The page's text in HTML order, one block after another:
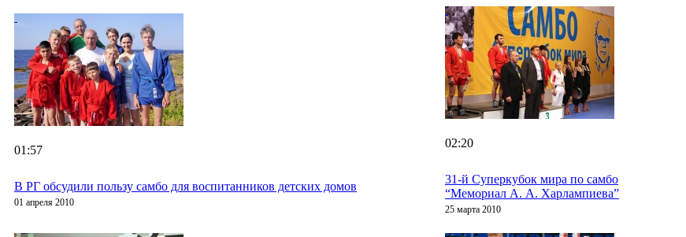
01:57
В РГ обсудили пользу самбо для воспитанников детских домов
01 апреля 2010
02:20
31-й Суперкубок мира по самбо
“Мемориал А. А. Харлампиева”
25 марта 2010